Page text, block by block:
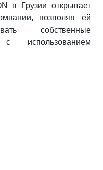
в Грузии открывает
позволяя ей
собственные
использованием